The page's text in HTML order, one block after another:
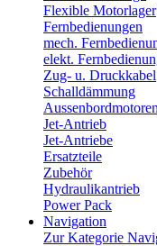
Flexible Motorlager
Fernbedienungen
mech.
elekt.
Zug- u. Druckkabel
Schalldämmung
Jet-Antrieb
Jet-Antriebe
Ersatzteile
Zubehör
Hydraulikantrieb
Power Pack
Navigation
Zur Kategorie